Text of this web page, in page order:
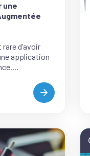
une
d’avoir
application
COMMENT
BIEN
APPLICATION
DE
RÉALITÉ